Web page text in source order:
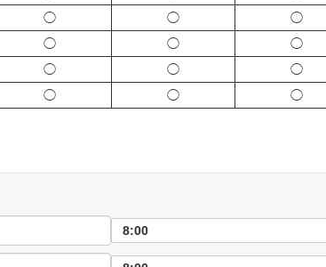
◯ ◯ ◯
◯ ◯ ◯
◯ ◯ ◯
◯ ◯ ◯